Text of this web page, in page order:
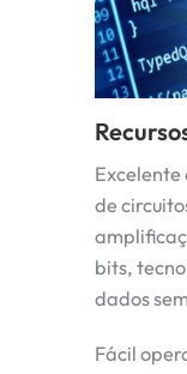
Excelente
de
bits,
dados
Fácil